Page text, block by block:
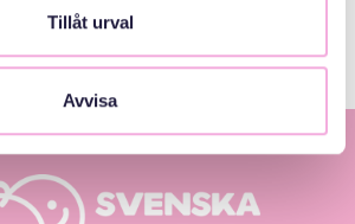
Tillåt urval
Avvisa